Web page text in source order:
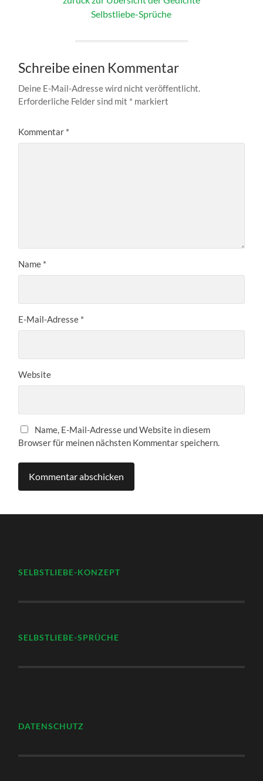
Selbstliebe-Sprüche
Schreibe einen Kommentar
Deine E-Mail-Adresse wird nicht veröffentlicht.
Erforderliche Felder sind mit * markiert
Kommentar *
Name *
E-Mail-Adresse *
Website
Name, E-Mail-Adresse und Website in diesem
Browser für meinen nächsten Kommentar speichern.
SELBSTLIEBE-KONZEPT
SELBSTLIEBE-SPRÜCHE
DATENSCHUTZ